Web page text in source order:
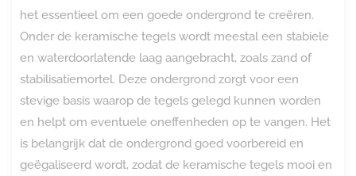
het essentieel om een goede ondergrond te creëren.
Onder de keramische tegels wordt meestal een stabiele
en waterdoorlatende laag aangebracht, zoals zand of
stabilisatiemortel. Deze ondergrond zorgt voor een
stevige basis waarop de tegels gelegd kunnen worden
en helpt om eventuele oneffenheden op te vangen. Het
is belangrijk dat de ondergrond goed voorbereid en
geëgaliseerd wordt, zodat de keramische tegels mooi en